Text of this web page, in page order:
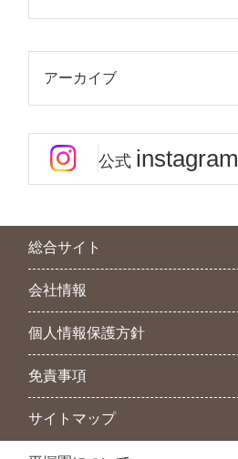
アーカイブ
公式 instagram
総合サイト
会社情報
個人情報保護方針
免責事項
サイトマップ